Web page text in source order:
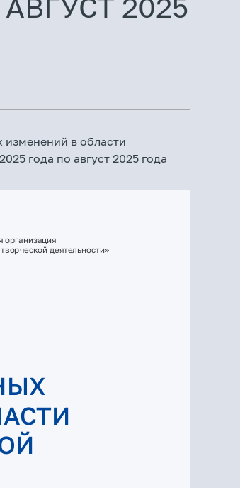
2025
изменений в области
года по август 2025 года